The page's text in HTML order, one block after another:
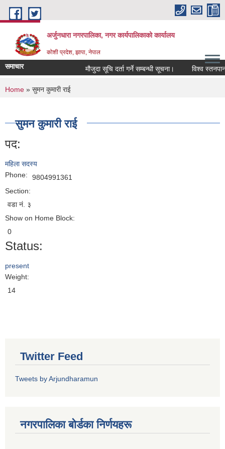
Skip to main content
अर्जुनधारा नगरपालिका, नगर कार्यपालिकाको कार्यालय
कोशी प्रदेश, झापा, नेपाल
समाचार मौजुदा सूचि दर्ता गर्ने सम्बन्धी सूचना। विश्व
You are here
Home » सुमन कुमारी राई
सुमन कुमारी राई
पद:
महिला सदस्य
Phone:
9804991361
Section:
वडा नं. ३
Show on Home Block:
0
Status:
present
Weight:
14
Twitter Feed
Tweets by Arjundharamun
नगरपालिका बाेर्डका निर्णयहरू